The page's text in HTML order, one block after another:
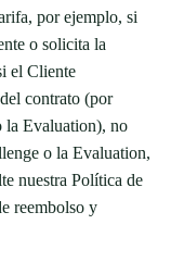
por ejemplo, si
o solicita la
el Cliente
contrato (por
la Evaluation), no
o la Evaluation,
nuestra Política de
reembolso y